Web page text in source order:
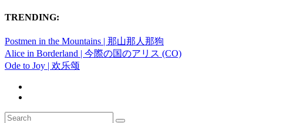
TRENDING:
Postmen in the Mountains | 那山那人那狗
Alice in Borderland | 今際の国のアリス (CO)
Ode to Joy | 欢乐颂